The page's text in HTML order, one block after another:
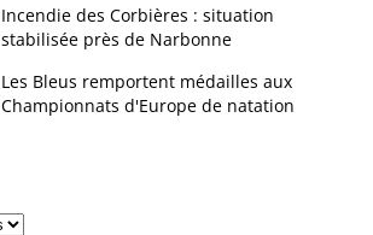
Incendie des Corbières : situation
stabilisée près de Narbonne
Les Bleus remportent médailles aux
Championnats d'Europe de natation